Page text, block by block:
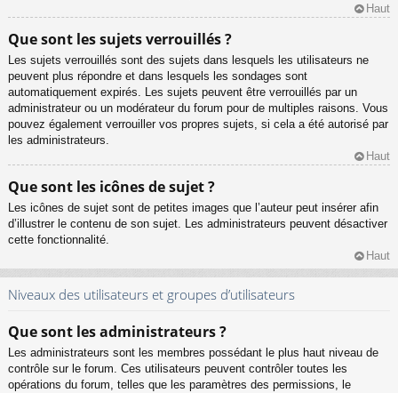
Haut
Que sont les sujets verrouillés ?
Les sujets verrouillés sont des sujets dans lesquels les utilisateurs ne
peuvent plus répondre et dans lesquels les sondages sont
automatiquement expirés. Les sujets peuvent être verrouillés par un
administrateur ou un modérateur du forum pour de multiples raisons. Vous
pouvez également verrouiller vos propres sujets, si cela a été autorisé par
les administrateurs.
Haut
Que sont les icônes de sujet ?
Les icônes de sujet sont de petites images que l’auteur peut insérer afin
d’illustrer le contenu de son sujet. Les administrateurs peuvent désactiver
cette fonctionnalité.
Haut
Niveaux des utilisateurs et groupes d’utilisateurs
Que sont les administrateurs ?
Les administrateurs sont les membres possédant le plus haut niveau de
contrôle sur le forum. Ces utilisateurs peuvent contrôler toutes les
opérations du forum, telles que les paramètres des permissions, le